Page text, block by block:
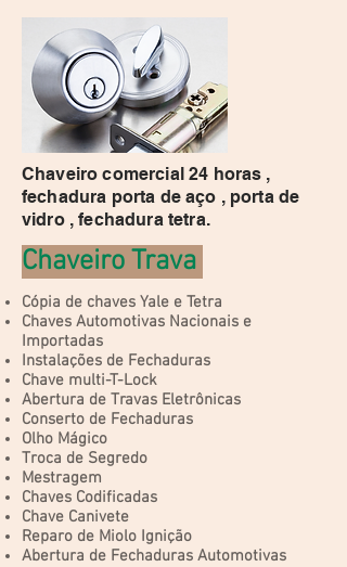
Chaveiro comercial 24 horas ,
fechadura porta de aço , porta de
vidro , fechadura tetra.
Chaveiro Trava
Cópia de chaves Yale e Tetra
Chaves Automotivas Nacionais e
Importadas
Instalações de Fechaduras
Chave multi-T-Lock
Abertura de Travas Eletrônicas
Conserto de Fechaduras
Olho Mágico
Troca de Segredo
Mestragem
Chaves Codificadas
Chave Canivete
Reparo de Miolo Ignição
Abertura de Fechaduras Automotivas